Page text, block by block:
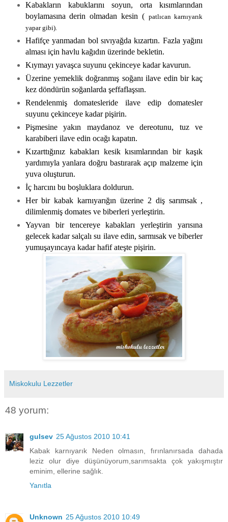
Kabakların kabuklarını soyun, orta kısımlarından
boylamasına derin olmadan kesin ( patlıcan karnıyarık
yapar gibi).
Hafifçe yanmadan bol sıvıyağda kızartın. Fazla yağını
alması için havlu kağıdın üzerinde bekletin.
Kıymayı yavaşca suyunu çekinceye kadar kavurun.
Üzerine yemeklik doğranmış soğanı ilave edin bir kaç
kez döndürün soğanlarda şeffaflaşsın.
Rendelenmiş domatesleride ilave edip domatesler
suyunu çekinceye kadar pişirin.
Pişmesine yakın maydanoz ve dereotunu, tuz ve
karabiberi ilave edin ocağı kapatın.
Kızarttığınız kabakları kesik kısımlarından bir kaşık
yardımıyla yanlara doğru bastırarak açıp malzeme için
yuva oluşturun.
İç harcını bu boşluklara doldurun.
Her bir kabak karnıyarığın üzerine 2 diş sarımsak ,
dilimlenmiş domates ve biberleri yerleştirin.
Yayvan bir tencereye kabakları yerleştirin yarısına
gelecek kadar salçalı su ilave edin, sarmısak ve biberler
yumuşayıncaya kadar hafif ateşte pişirin.
Miskokulu Lezzetler
48 yorum:
gulsev 25 Ağustos 2010 10:41
Kabak karnıyarık Neden olmasın, fırınlanırsada dahada
leziz olur diye düşünüyorum,sarımsakta çok yakışmıştır
eminim, ellerine sağlık.
Yanıtla
Unknown 25 Ağustos 2010 10:49